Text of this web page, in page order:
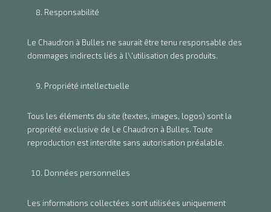
Responsabilité
Le Chaudron à Bulles ne saurait être tenu responsable des
dommages indirects liés à l\'utilisation des produits.
Propriété intellectuelle
Tous les éléments du site (textes, images, logos) sont la
propriété exclusive de Le Chaudron à Bulles. Toute
reproduction est interdite sans autorisation préalable.
Données personnelles
Les informations collectées sont utilisées uniquement